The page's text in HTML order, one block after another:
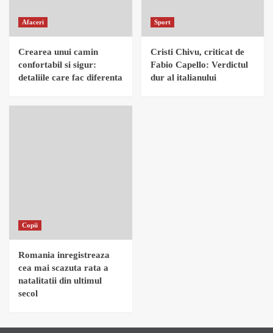
Afaceri
Crearea unui camin
confortabil si sigur:
detaliile care fac diferenta
Sport
Cristi Chivu, criticat de
Fabio Capello: Verdictul
dur al italianului
Copii
Romania inregistreaza
cea mai scazuta rata a
natalitatii din ultimul
secol